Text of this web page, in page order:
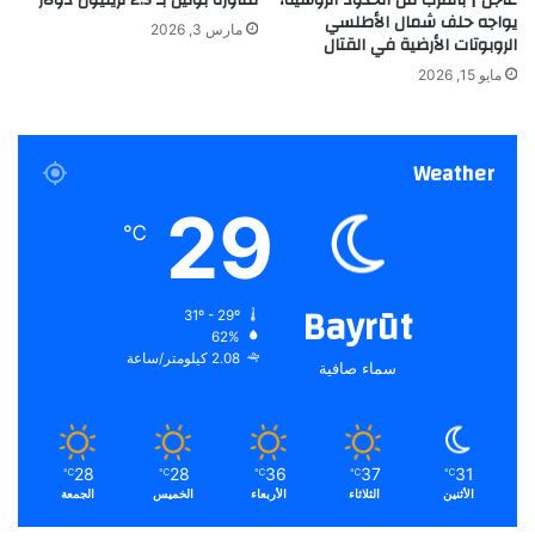
يواجه حلف شمال الأطلسي
الروبوتات الأرضية في القتال
مايو 15, 2026
مارس 3, 2026
Weather
Bayrūt
سماء صافية
29
℃
62%
2.08 كيلومتر/ساعة
31
℃
الأثنين
37
℃
الثلاثاء
36
℃
الأربعاء
28
℃
الخميس
28
℃
الجمعة